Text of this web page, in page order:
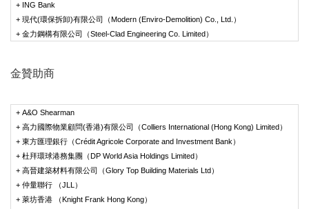
+ ING Bank
+ 現代(環保拆卸)有限公司（Modern (Enviro-Demolition) Co., Ltd.）
+ 金力鋼構有限公司（Steel-Clad Engineering Co. Limited）
金贊助商
+ A&O Shearman
+ 高力國際物業顧問(香港)有限公司（Colliers International (Hong Kong) Limited）
+ 東方匯理銀行（Crédit Agricole Corporate and Investment Bank）
+ 杜拜環球港務集團（DP World Asia Holdings Limited）
+ 高晉建築材料有限公司（Glory Top Building Materials Ltd）
+ 仲量聯行 （JLL）
+ 萊坊香港 （Knight Frank Hong Kong）